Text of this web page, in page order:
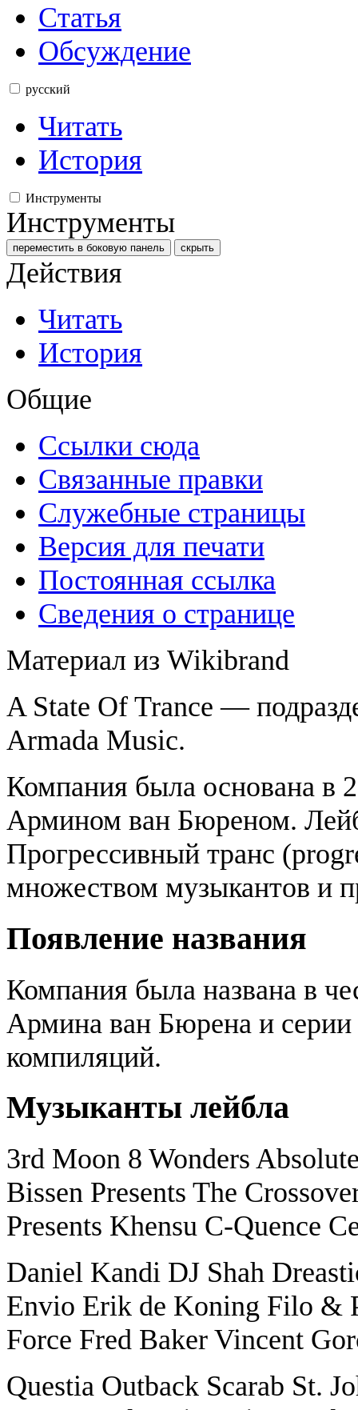
Статья
Обсуждение
русский
Читать
История
Инструменты
Инструменты
переместить в боковую панель скрыть
Действия
Читать
История
Общие
Ссылки сюда
Связанные правки
Служебные страницы
Версия для печати
Постоянная ссылка
Сведения о странице
Материал из Wikibrand
A State Of Trance —
Armada Music.
Компания была основана в
Армином ван Бюреном.
Прогрессивный транс
множеством музыкантов и
Появление названия
Компания была названа в
Армина ван Бюрена и
компиляций.
Музыканты лейбла
3rd Moon 8 Wonders
Bissen Presents The
Presents Khensu C-Quence
Daniel Kandi DJ Shah
Envio Erik de Koning Filo &
Force Fred Baker Vincent
Questia Outback Scarab St.